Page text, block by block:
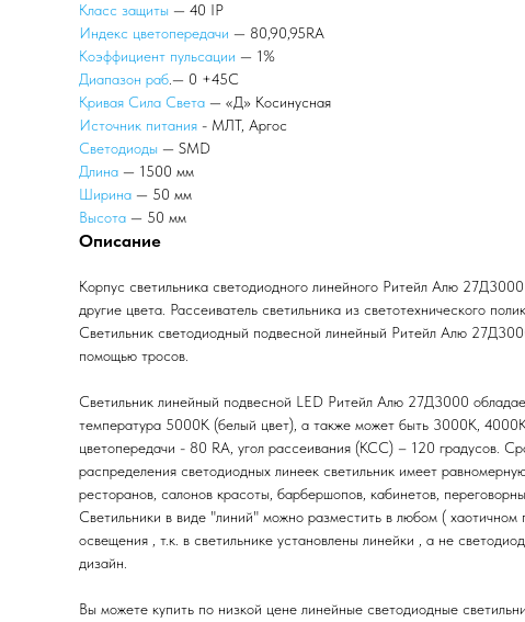
Класс защиты — 40 IP
Индекс цветопередачи — 80,90,95RA
Коэффициент пульсации — 1%
Диапазон раб.— 0 +45С
Кривая Сила Света — «Д» Косинусная
Источник питания - МЛТ, Аргос
Светодиоды — SMD
Длина — 1500 мм
Ширина — 50 мм
Высота — 50 мм
Описание
Корпус светильника светодиодного линейного Ритейл Алю
другие цвета. Рассеиватель светильника из светотехнического
Светильник светодиодный подвесной линейный Ритейл Алю
помощью тросов.
Светильник линейный подвесной LED Ритейл Алю 27Д3000
температура 5000К (белый цвет), а также может быть 3000К,
цветопередачи - 80 RA, угол рассеивания (КСС) – 120 градусов.
распределения светодиодных линеек светильник имеет
ресторанов, салонов красоты, барбершопов, кабинетов,
Светильники в виде "линий" можно разместить в любом (
освещения , т.к. в светильнике установлены линейки , а не
дизайн.
Вы можете купить по низкой цене линейные светодиодные